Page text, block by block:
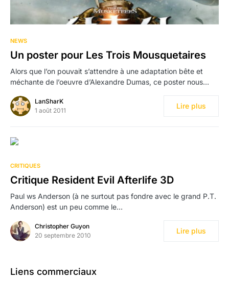
NEWS
Un poster pour Les Trois Mousquetaires
Alors que l’on pouvait s’attendre à une adaptation bête et
méchante de l’oeuvre d’Alexandre Dumas, ce poster nous…
LanSharK
1 août 2011
Lire plus
CRITIQUES
Critique Resident Evil Afterlife 3D
Paul ws Anderson (à ne surtout pas fondre avec le grand P.T.
Anderson) est un peu comme le…
Christopher Guyon
20 septembre 2010
Lire plus
Liens commerciaux